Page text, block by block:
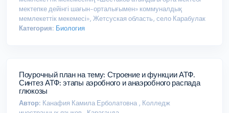
мектепке дейінгі шағын-орталығымен» коммуналдық
мемлекеттік мекемесі», Жетсуская область, село Карабулак
Категория: Биология
Поурочный план на тему: Строение и функции АТФ.
Синтез АТФ: этапы аэробного и анаэробного распада
глюкозы
Автор: Канафия Камила Ерболатовна , Колледж